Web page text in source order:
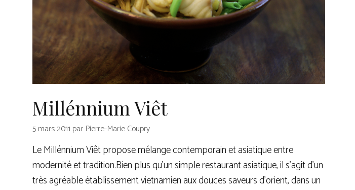
Millénnium Viêt
5 mars 2011 par Pierre-Marie Coupry
Le Millénnium Viêt propose mélange contemporain et asiatique entre
modernité et tradition.Bien plus qu’un simple restaurant asiatique, il s’agit d’un
très agréable établissement vietnamien aux douces saveurs d’orient, dans un